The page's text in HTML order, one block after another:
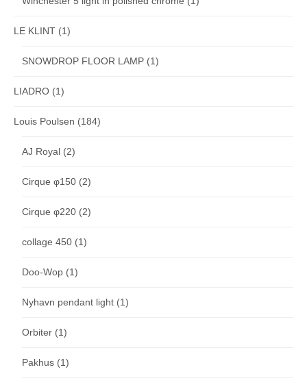
LE KLINT (1)
SNOWDROP FLOOR LAMP (1)
LIADRO (1)
Louis Poulsen (184)
AJ Royal (2)
Cirque φ150 (2)
Cirque φ220 (2)
collage 450 (1)
Doo-Wop (1)
Nyhavn pendant light (1)
Orbiter (1)
Pakhus (1)